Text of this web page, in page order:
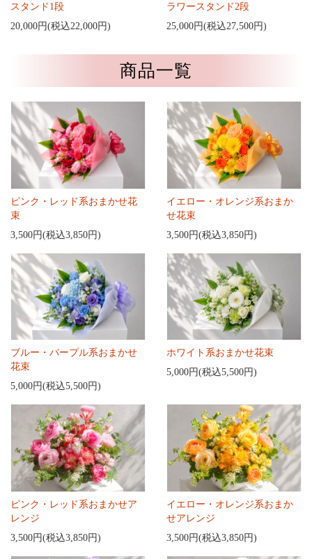
スタンド1段
20,000円(税込22,000円)
ラワースタンド2段
25,000円(税込27,500円)
商品一覧
ピンク・レッド系おまかせ花
束
3,500円(税込3,850円)
イエロー・オレンジ系おまか
せ花束
3,500円(税込3,850円)
ブルー・パープル系おまかせ
花束
5,000円(税込5,500円)
ホワイト系おまかせ花束
5,000円(税込5,500円)
ピンク・レッド系おまかせア
レンジ
3,500円(税込3,850円)
イエロー・オレンジ系おまか
せアレンジ
3,500円(税込3,850円)